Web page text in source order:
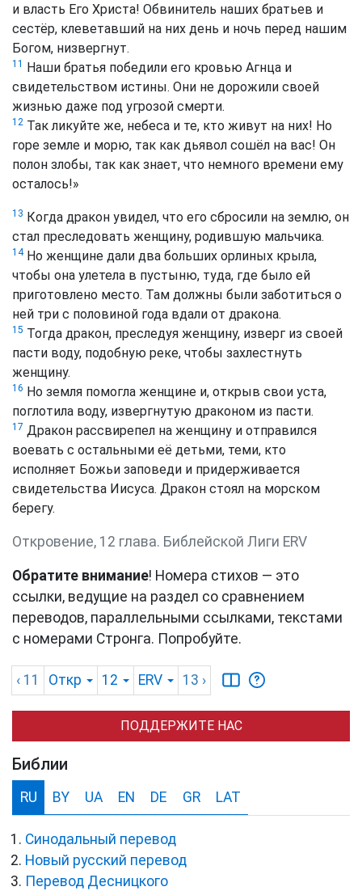
и власть Его Христа! Обвинитель наших братьев и
сестёр, клеветавший на них день и ночь перед нашим
Богом, низвергнут.
11 Наши братья победили его кровью Агнца и
свидетельством истины. Они не дорожили своей
жизнью даже под угрозой смерти.
12 Так ликуйте же, небеса и те, кто живут на них! Но
горе земле и морю, так как дьявол сошёл на вас! Он
полон злобы, так как знает, что немного времени ему
осталось!»
13 Когда дракон увидел, что его сбросили на землю, он
стал преследовать женщину, родившую мальчика.
14Но женщине дали два больших орлиных крыла,
чтобы она улетела в пустыню, туда, где было ей
приготовлено место. Там должны были заботиться о
ней три с половиной года вдали от дракона.
15 Тогда дракон, преследуя женщину, изверг из своей
пасти воду, подобную реке, чтобы захлестнуть
женщину.
16 Но земля помогла женщине и, открыв свои уста,
поглотила воду, извергнутую драконом из пасти.
17 Дракон рассвирепел на женщину и отправился
воевать с остальными её детьми, теми, кто
исполняет Божьи заповеди и придерживается
свидетельства Иисуса. Дракон стоял на морском
берегу.
Откровение, 12 глава. Библейской Лиги ERV
Обратите внимание! Номера стихов — это
ссылки, ведущие на раздел со сравнением
переводов, параллельными ссылками, текстами
с номерами Стронга. Попробуйте.
‹ 11 Откр 12 ERV 13 ›
ПОДДЕРЖИТЕ НАС
Библии
RU BY UA EN DE GR LAT
Синодальный перевод
Новый русский перевод
Перевод Десницкого